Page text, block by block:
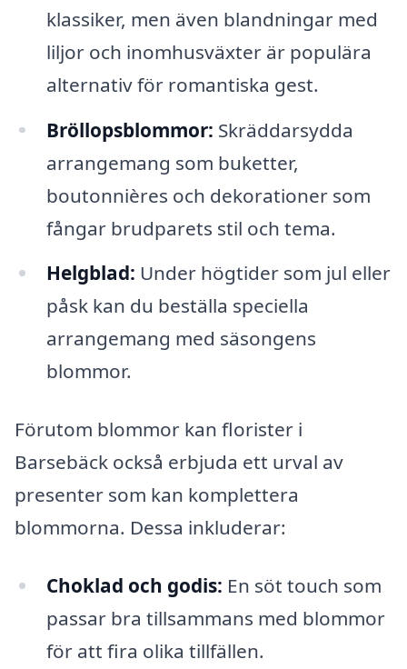
klassiker, men även blandningar med
liljor och inomhusväxter är populära
alternativ för romantiska gest.
Bröllopsblommor: Skräddarsydda
arrangemang som buketter,
boutonnières och dekorationer som
fångar brudparets stil och tema.
Helgblad: Under högtider som jul eller
påsk kan du beställa speciella
arrangemang med säsongens
blommor.
Förutom blommor kan florister i
Barsebäck också erbjuda ett urval av
presenter som kan komplettera
blommorna. Dessa inkluderar:
Choklad och godis: En söt touch som
passar bra tillsammans med blommor
för att fira olika tillfällen.